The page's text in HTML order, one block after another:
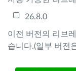
26.8.0
이전 버전의 리브
습니다.(일부 버전